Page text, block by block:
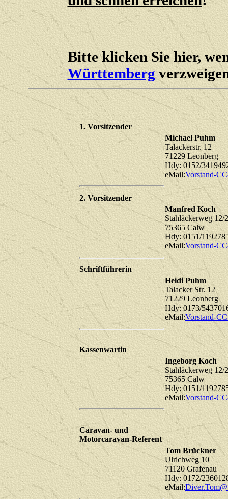
Bitte klicken Sie hier,
Württemberg
1. Vorsitzender
Michael Puhm
Talackerstr. 12
71229 Leonberg
Hdy: 0152/
eMail:Vorstand-
2. Vorsitzender
Manfred Koch
Stahläckerweg
75365 Calw
Hdy: 0151/
eMail:Vorstand-
Schriftführerin
Heidi Puhm
Talacker Str. 12
71229 Leonberg
Hdy: 0173/
eMail:Vorstand-
Kassenwartin
Ingeborg Koch
Stahläckerweg
75365 Calw
Hdy: 0151/
eMail:Vorstand-
Caravan- und
Motorcaravan-Referent
Tom Brückner
Ulrichweg 10
71120 Grafenau
Hdy: 0172/
eMail: